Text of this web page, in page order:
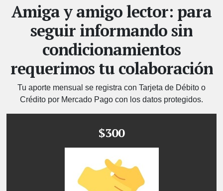
Amiga y amigo lector: para
seguir informando sin
condicionamientos
requerimos tu colaboración
Tu aporte mensual se registra con Tarjeta de Débito o
Crédito por Mercado Pago con los datos protegidos.
$300